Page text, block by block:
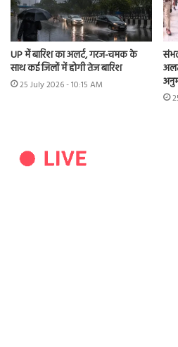
UP में बारिश का अलर्ट, गरज-चमक के
साथ कई जिलों में होगी तेज बारिश
25 July 2026 - 10:15 AM